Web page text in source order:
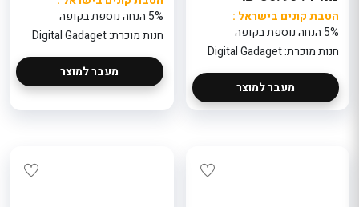
הטבת קונים בישראל :
5% הנחה נוספת בקופה
חנות מוכרת: Digital Gadaget
מעבר למוצר
5% הנחה נוספת בקופה
חנות מוכרת: Digital Gadaget
מעבר למוצר